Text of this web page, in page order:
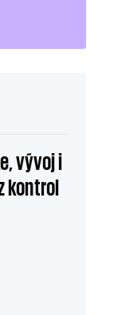
vývoj i
kontrol